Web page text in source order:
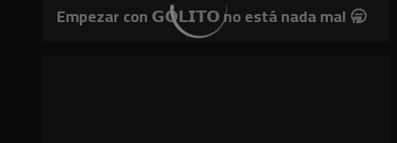
Empezar con 𝗚𝗢𝗟𝗜𝗧𝗢 no está nada mal 🥱